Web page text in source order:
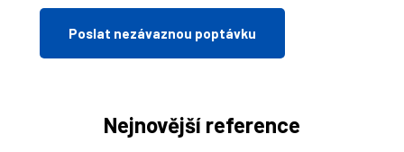
Poslat nezávaznou poptávku
Nejnovější reference